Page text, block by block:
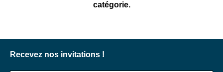
catégorie.
Recevez nos invitations !